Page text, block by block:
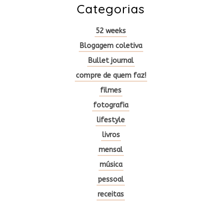
Categorias
52 weeks
Blogagem coletiva
Bullet journal
compre de quem faz!
filmes
fotografia
lifestyle
livros
mensal
música
pessoal
receitas